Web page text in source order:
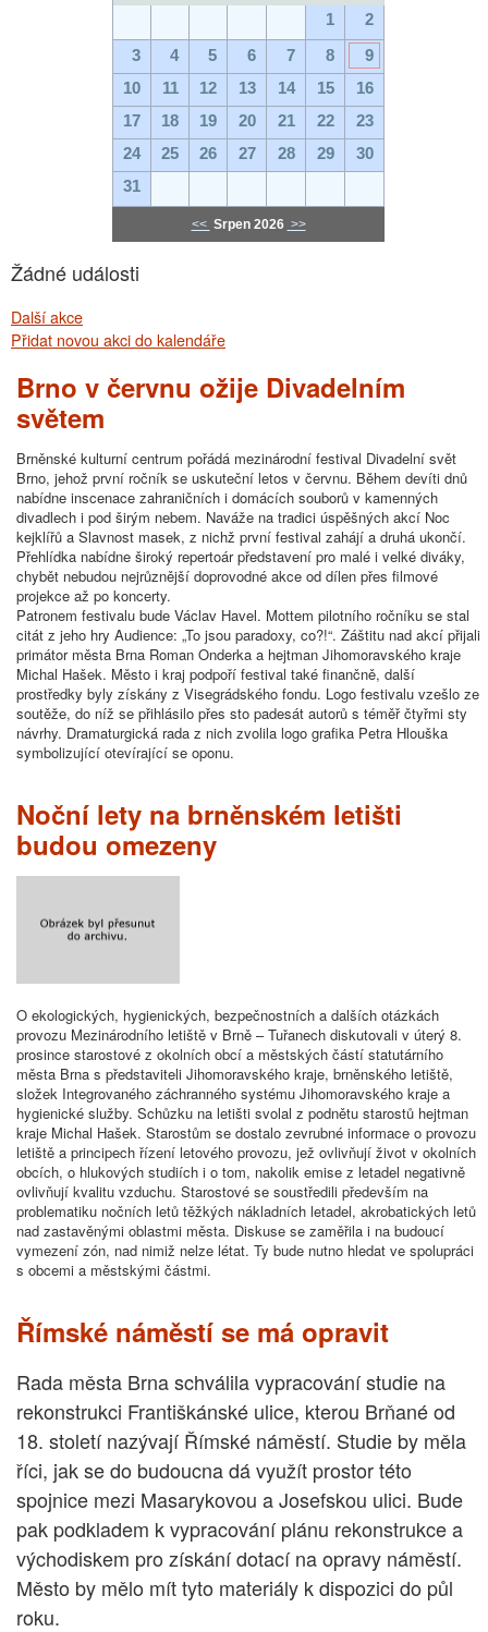
<< Srpen 2026 >>
1
2
3
4 5 6 7 8
9
10
11 12 13 14 15
16
17
18 19 20 21 22
23
24
25 26 27 28 29
30
31
Žádné události
Další akce
Přidat novou akci do kalendáře
Brno v červnu ožije Divadelním
světem
Brněnské kulturní centrum pořádá mezinárodní festival Divadelní svět
Brno, jehož první ročník se uskuteční letos v červnu. Během devíti dnů
nabídne inscenace zahraničních i domácích souborů v kamenných
divadlech i pod širým nebem. Naváže na tradici úspěšných akcí Noc
kejklířů a Slavnost masek, z nichž první festival zahájí a druhá ukončí.
Přehlídka nabídne široký repertoár představení pro malé i velké diváky,
chybět nebudou nejrůznější doprovodné akce od dílen přes filmové
projekce až po koncerty.
Patronem festivalu bude Václav Havel. Mottem pilotního ročníku se stal
citát z jeho hry Audience: „To jsou paradoxy, co?!“. Záštitu nad akcí přijali
primátor města Brna Roman Onderka a hejtman Jihomoravského kraje
Michal Hašek. Město i kraj podpoří festival také finančně, další
prostředky byly získány z Visegrádského fondu. Logo festivalu vzešlo ze
soutěže, do níž se přihlásilo přes sto padesát autorů s téměř čtyřmi sty
návrhy. Dramaturgická rada z nich zvolila logo grafika Petra Hlouška
symbolizující otevírající se oponu.
Noční lety na brněnském letišti
budou omezeny
O ekologických, hygienických, bezpečnostních a dalších otázkách
provozu Mezinárodního letiště v Brně – Tuřanech diskutovali v úterý 8.
prosince starostové z okolních obcí a městských částí statutárního
města Brna s představiteli Jihomoravského kraje, brněnského letiště,
složek Integrovaného záchranného systému Jihomoravského kraje a
hygienické služby. Schůzku na letišti svolal z podnětu starostů hejtman
kraje Michal Hašek. Starostům se dostalo zevrubné informace o provozu
letiště a principech řízení letového provozu, jež ovlivňují život v okolních
obcích, o hlukových studiích i o tom, nakolik emise z letadel negativně
ovlivňují kvalitu vzduchu. Starostové se soustředili především na
problematiku nočních letů těžkých nákladních letadel, akrobatických letů
nad zastavěnými oblastmi města. Diskuse se zaměřila i na budoucí
vymezení zón, nad nimiž nelze létat. Ty bude nutno hledat ve spolupráci
s obcemi a městskými částmi.
Římské náměstí se má opravit
Rada města Brna schválila vypracování studie na
rekonstrukci Františkánské ulice, kterou Brňané od
18. století nazývají Římské náměstí. Studie by měla
říci, jak se do budoucna dá využít prostor této
spojnice mezi Masarykovou a Josefskou ulici. Bude
pak podkladem k vypracování plánu rekonstrukce a
východiskem pro získání dotací na opravy náměstí.
Město by mělo mít tyto materiály k dispozici do půl
roku.